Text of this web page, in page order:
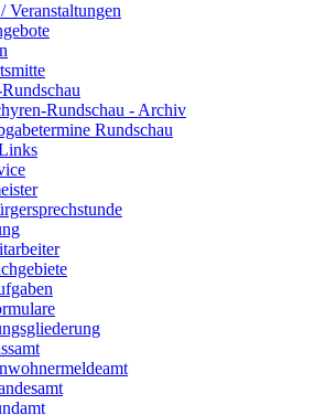
Veranstaltungen
Rundschau - Archiv
Rundschau